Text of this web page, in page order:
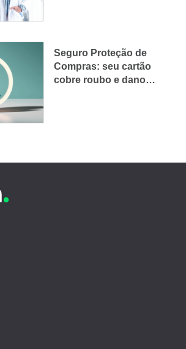
Seguro Proteção de
Compras: seu cartão
cobre roubo e dano